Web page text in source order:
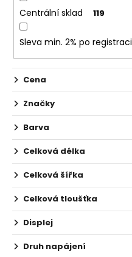
Centrální sklad 119
Sleva min. 2% po registraci
Cena
Značky
Barva
Celková délka
Celková šířka
Celková tloušťka
Displej
Druh napájení
m
LOST
MARY
TP1000
-
META
MOON
-
20MG
ŽVÝKAČKA,
LIMONÁDA,
LESNÍ
OVOCE
97
Kč
Původně:
169
Kč